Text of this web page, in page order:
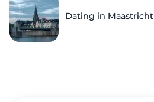
Dating in Maastricht